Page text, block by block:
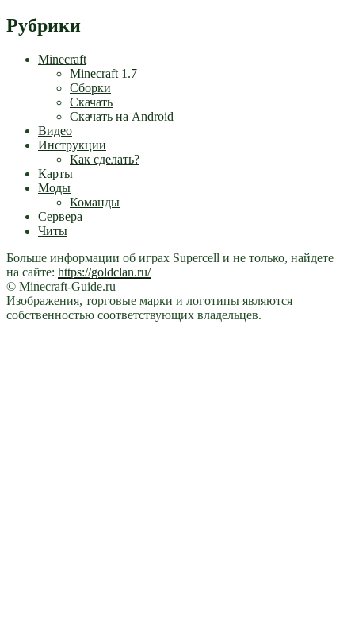
Рубрики
Minecraft
Minecraft 1.7
Сборки
Скачать
Скачать на Android
Видео
Инструкции
Как сделать?
Карты
Моды
Команды
Сервера
Читы
Больше информации об играх Supercell и не только, найдете
на сайте: https://goldclan.ru/
© Minecraft-Guide.ru
Изображения, торговые марки и логотипы являются
собственностью соответствующих владельцев.